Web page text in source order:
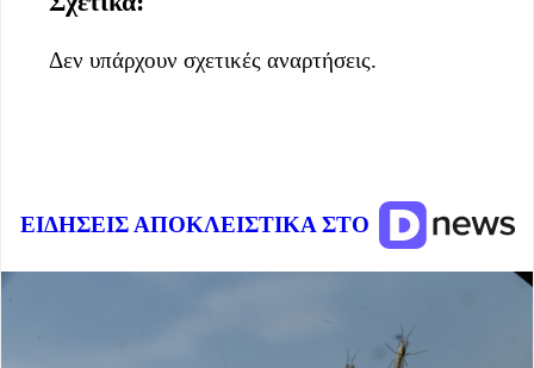
Δεν υπάρχουν σχετικές αναρτήσεις.
ΕΙΔΗΣΕΙΣ ΑΠΟΚΛΕΙΣΤΙΚΑ ΣΤΟ